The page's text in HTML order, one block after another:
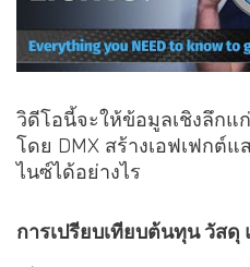
วิดีโอนี้จะให้ข้อมูลเชิงลึกแ
โดย DMX สร้างเอฟเฟกต์
ไนซ์ได้อย่างไร
การเปรียบเทียบต้นทุน วัสดุ